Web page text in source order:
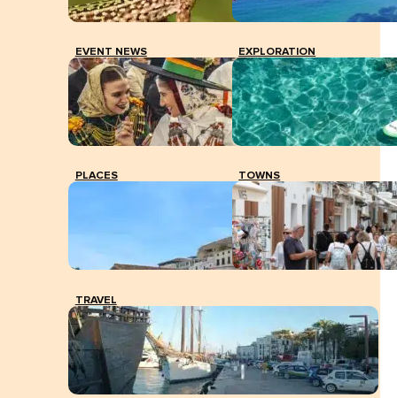
EVENT NEWS EXPLORATION
PLACES TOWNS
TRAVEL